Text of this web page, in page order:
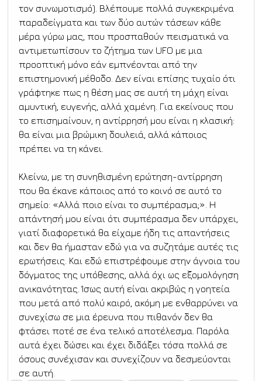
τον συνωμοτισμό). Βλέπουμε πολλά συγκεκριμένα
παραδείγματα και των δύο αυτών τάσεων κάθε
μέρα γύρω μας, που προσπαθούν πεισματικά να
αντιμετωπίσουν το ζήτημα των UFO με μια
προοπτική μόνο εάν εμπνέονται από την
επιστημονική μέθοδο. Δεν είναι επίσης τυχαίο ότι
γράφτηκε πως η θέση μας σε αυτή τη μάχη είναι
αμυντική, ευγενής, αλλά χαμένη. Για εκείνους που
το επισημαίνουν, η αντίρρησή μου είναι η κλασική:
θα είναι μια βρώμικη δουλειά, αλλά κάποιος
πρέπει να τη κάνει.
Κλείνω, με τη συνηθισμένη ερώτηση-αντίρρηση
που θα έκανε κάποιος από το κοινό σε αυτό το
σημείο: «Αλλά ποιο είναι το συμπέρασμα;». Η
απάντησή μου είναι ότι συμπέρασμα δεν υπάρχει,
γιατί διαφορετικά θα είχαμε ήδη τις απαντήσεις
και δεν θα ήμασταν εδώ για να συζητάμε αυτές τις
ερωτήσεις. Και εδώ επιστρέφουμε στην άγνοια του
δόγματος της υπόθεσης, αλλά όχι ως εξομολόγηση
ανικανότητας. Ίσως αυτή είναι ακριβώς η γοητεία
που μετά από πολύ καιρό, ακόμη με ενθαρρύνει να
συνεχίσω σε μια έρευνα που πιθανόν δεν θα
φτάσει ποτέ σε ένα τελικό αποτέλεσμα. Παρόλα
αυτά έχει δώσει και έχει διδάξει τόσα πολλά σε
όσους συνέχισαν και συνεχίζουν να δεσμεύονται
σε αυτή.